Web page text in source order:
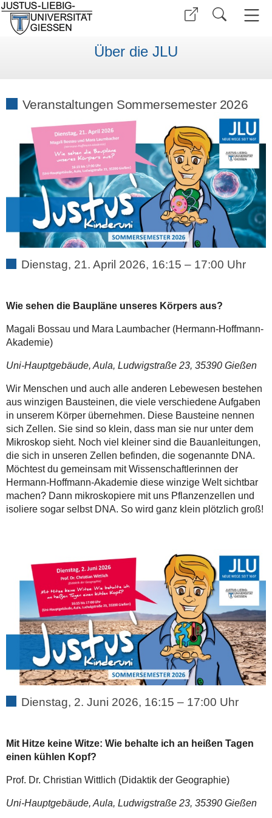
Über die JLU
Veranstaltungen Sommersemester 2026
Dienstag, 21. April 2026, 16:15 – 17:00 Uhr
Wie sehen die Baupläne unseres Körpers aus?
Magali Bossau und Mara Laumbacher (Hermann-Hoffmann-
Akademie)
Uni-Hauptgebäude, Aula, Ludwigstraße 23, 35390 Gießen
Wir Menschen und auch alle anderen Lebewesen bestehen
aus winzigen Bausteinen, die viele verschiedene Aufgaben
in unserem Körper übernehmen. Diese Bausteine nennen
sich Zellen. Sie sind so klein, dass man sie nur unter dem
Mikroskop sieht. Noch viel kleiner sind die Bauanleitungen,
die sich in unseren Zellen befinden, die sogenannte DNA.
Möchtest du gemeinsam mit Wissenschaftlerinnen der
Hermann-Hoffmann-Akademie diese winzige Welt sichtbar
machen? Dann mikroskopiere mit uns Pflanzenzellen und
isoliere sogar selbst DNA. So wird ganz klein plötzlich groß!
Dienstag, 2. Juni 2026, 16:15 – 17:00 Uhr
Mit Hitze keine Witze: Wie behalte ich an heißen Tagen
einen kühlen Kopf?
Prof. Dr. Christian Wittlich (Didaktik der Geographie)
Uni-Hauptgebäude, Aula, Ludwigstraße 23, 35390 Gießen